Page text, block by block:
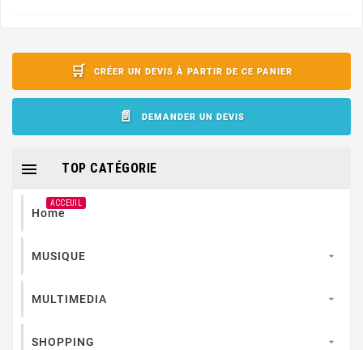
CRÉER UN DEVIS À PARTIR DE CE PANIER
DEMANDER UN DEVIS
TOP CATÉGORIE

Home
ACCEUIL
MUSIQUE 
MULTIMEDIA 
SHOPPING 